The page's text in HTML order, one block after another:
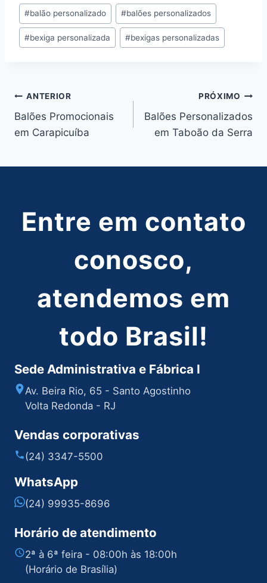
Tags
do
Post:
#balão personalizado #balões personalizados
#bexiga personalizada #bexigas personalizadas
Navegação
de
ANTERIOR
Balões Promocionais
em Carapicuíba
PRÓXIMO
Balões Personalizados
em Taboão da Serra
Entre em contato
conosco,
atendemos em
todo Brasil!
Sede Administrativa e Fábrica I
Av. Beira Rio, 65 - Santo Agostinho
Volta Redonda - RJ
Vendas corporativas
(24) 3347-5500
WhatsApp
(24) 99935-8696
Horário de atendimento
2ª à 6ª feira - 08:00h às 18:00h
(Horário de Brasília)